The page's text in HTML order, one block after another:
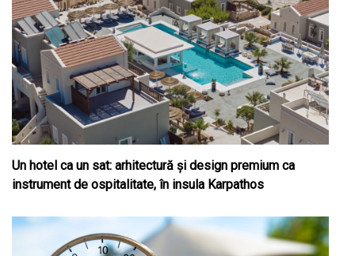
Un hotel ca un sat: arhitectură și design premium ca
instrument de ospitalitate, în insula Karpathos